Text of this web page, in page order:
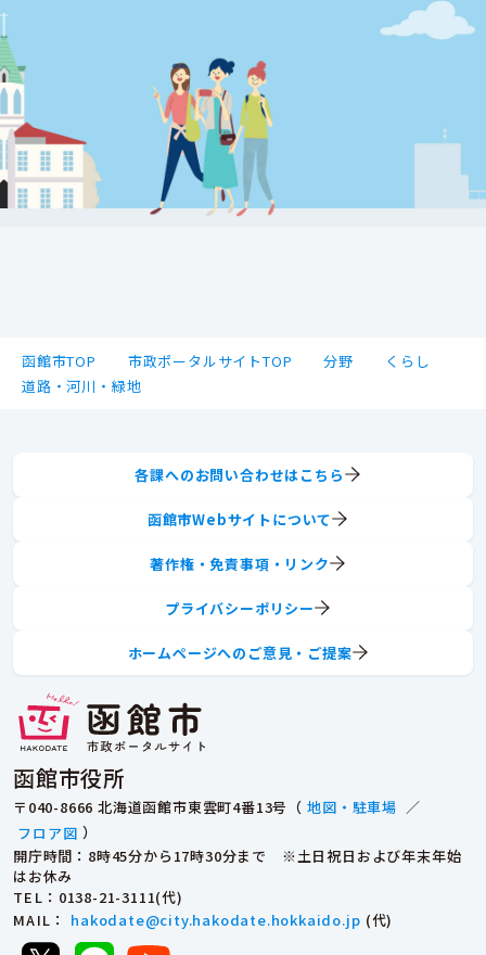
函館市TOP 市政ポータルサイトTOP 分野
くらし
道路・河川・緑地
函館市役所
〒040-8666 北海道函館市東雲町4番13号（ 地図・駐車場 ／
フロア図 ）
開庁時間：8時45分から17時30分まで ※土日祝日および年末年始
はお休み
TEL ：0138-21-3111(代)
MAIL ： hakodate@city.hakodate.hokkaido.jp (代)
各課へのお問い合わせはこちら
函館市Webサイトについて
著作権・免責事項・リンク
プライバシーポリシー
ホームページへのご意見・ご提案